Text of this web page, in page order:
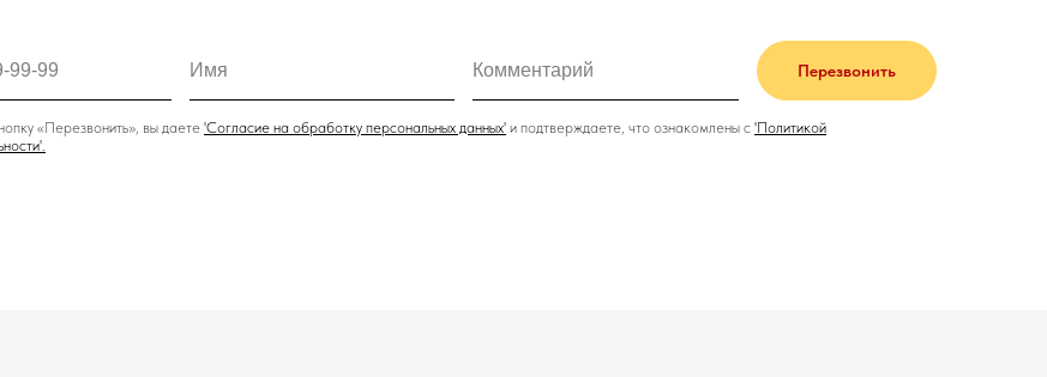
Перезвонить
«Перезвонить», вы даете'Cогласие на обработку персональных данных' и подтверждаете, что ознакомлены с 'Политикой
'.